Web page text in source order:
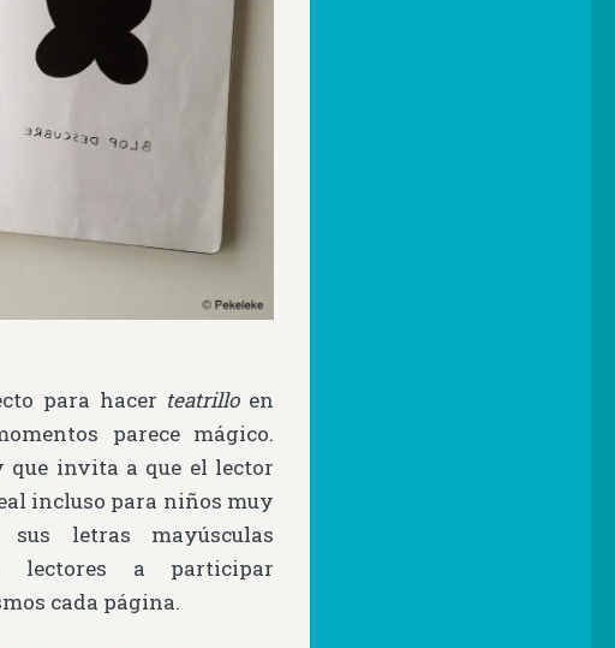
para hacer teatrillo en
parece mágico.
que invita a que el lector
incluso para niños muy
letras mayúsculas
lectores a participar
cada página.